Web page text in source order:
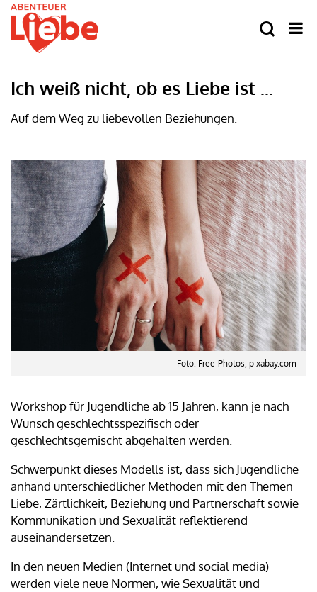
Ich weiß nicht, ob es Liebe ist ...
Auf dem Weg zu liebevollen Beziehungen.
Foto: Free-Photos, pixabay.com
Workshop für Jugendliche ab 15 Jahren, kann je nach
Wunsch geschlechtsspezifisch oder
geschlechtsgemischt abgehalten werden.
Schwerpunkt dieses Modells ist, dass sich Jugendliche
anhand unterschiedlicher Methoden mit den Themen
Liebe, Zärtlichkeit, Beziehung und Partnerschaft sowie
Kommunikation und Sexualität reflektierend
auseinandersetzen.
In den neuen Medien (Internet und social media)
werden viele neue Normen, wie Sexualität und